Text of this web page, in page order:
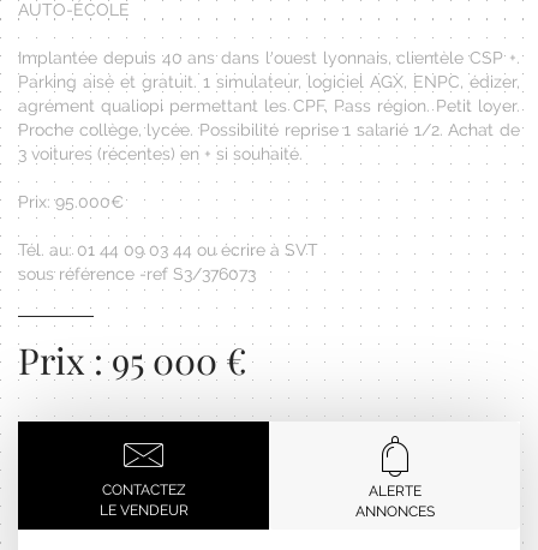
AUTO-ÉCOLE
Implantée depuis 40 ans dans l'ouest lyonnais, clientèle CSP +.
Parking aisé et gratuit. 1 simulateur, logiciel AGX, ENPC, édizer,
agrément qualiopi permettant les CPF, Pass région. Petit loyer.
Proche collège, lycée. Possibilité reprise 1 salarié 1/2. Achat de
3 voitures (récentes) en + si souhaité.
Prix: 95.000€
Tél. au: 01 44 09 03 44 ou écrire à SVT
sous référence -ref S3/376073
Prix : 95 000 €
CONTACTEZ
LE VENDEUR
ALERTE
ANNONCES